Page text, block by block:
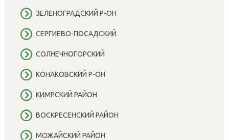
ЗЕЛЕНОГРАДСКИЙ Р-ОН
СЕРГИЕВО-ПОСАДСКИЙ
СОЛНЕЧНОГОРСКИЙ
КОНАКОВСКИЙ Р-ОН
КИМРСКИЙ РАЙОН
ВОСКРЕСЕНСКИЙ РАЙОН
МОЖАЙСКИЙ РАЙОН